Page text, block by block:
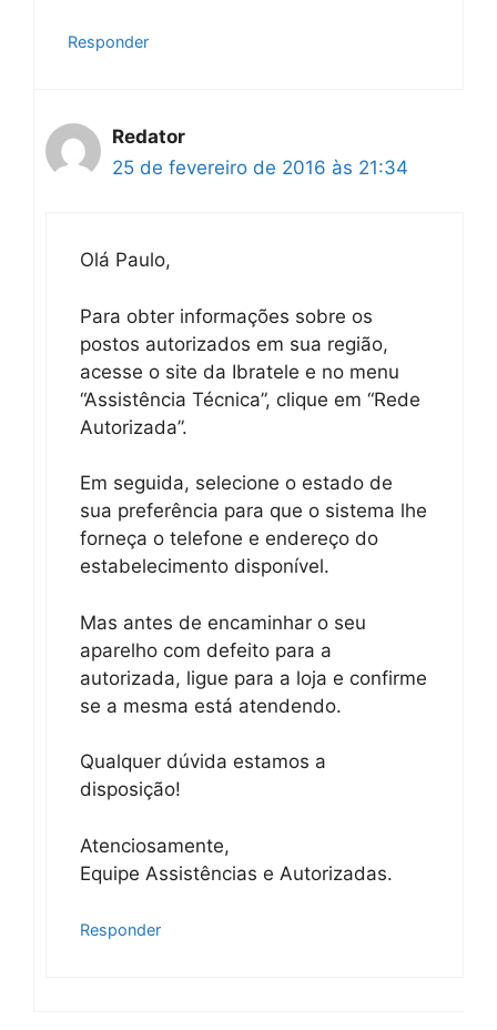
Responder
Redator
25 de fevereiro de 2016 às 21:34
Olá Paulo,
Para obter informações sobre os
postos autorizados em sua região,
acesse o site da Ibratele e no menu
“Assistência Técnica”, clique em “Rede
Autorizada”.
Em seguida, selecione o estado de
sua preferência para que o sistema lhe
forneça o telefone e endereço do
estabelecimento disponível.
Mas antes de encaminhar o seu
aparelho com defeito para a
autorizada, ligue para a loja e confirme
se a mesma está atendendo.
Qualquer dúvida estamos a
disposição!
Atenciosamente,
Equipe Assistências e Autorizadas.
Responder